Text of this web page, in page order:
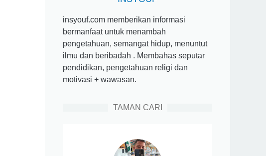
insyouf.com memberikan informasi
bermanfaat untuk menambah
pengetahuan, semangat hidup, menuntut
ilmu dan beribadah . Membahas seputar
pendidikan, pengetahuan religi dan
motivasi + wawasan.
TAMAN CARI